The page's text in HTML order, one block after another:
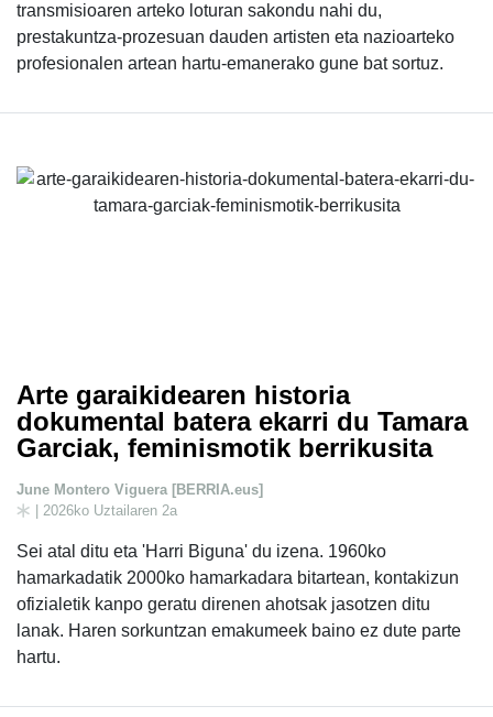
transmisioaren arteko loturan sakondu nahi du,
prestakuntza-prozesuan dauden artisten eta nazioarteko
profesionalen artean hartu-emanerako gune bat sortuz.
Arte garaikidearen historia
dokumental batera ekarri du Tamara
Garciak, feminismotik berrikusita
June Montero Viguera [BERRIA.eus]
| 2026ko Uztailaren 2a
Sei atal ditu eta 'Harri Biguna' du izena. 1960ko
hamarkadatik 2000ko hamarkadara bitartean, kontakizun
ofizialetik kanpo geratu direnen ahotsak jasotzen ditu
lanak. Haren sorkuntzan emakumeek baino ez dute parte
hartu.